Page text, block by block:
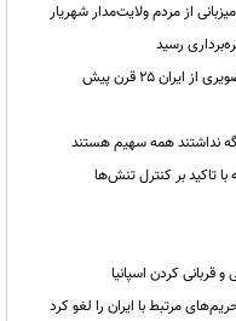
نگه نداشتند همه سهیم هستند
تاکید بر کنترل تنش‌ها
و قربانی کردن اسپانیا
مرتبط با ایران را لغو کرد